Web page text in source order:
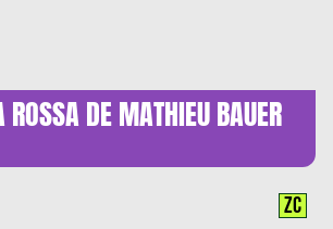
DE MATHIEU BAUER
: FLOTTER DANS LES
DU LIBERALISME
ZC